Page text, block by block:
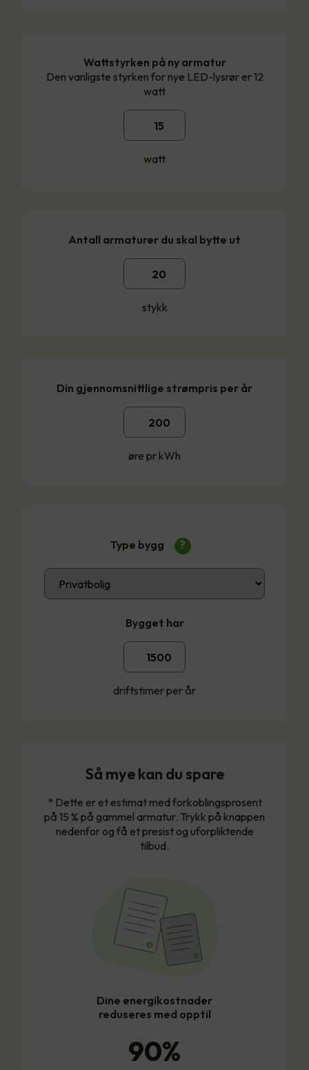
Wattstyrken på ny armatur
Den vanligste styrken for nye LED-lysrør er 12
watt
watt
Antall armaturer du skal bytte ut
stykk
Din gjennomsnittlige strømpris per år
øre pr kWh
Type bygg ?
Bygget har
driftstimer per år
Så mye kan du spare
* Dette er et estimat med forkoblingsprosent
på 15 % på gammel armatur. Trykk på knappen
nedenfor og få et presist og uforpliktende
tilbud.
Dine energikostnader
reduseres med opptil
90%